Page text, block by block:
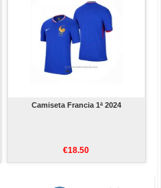
Camiseta Francia 1ª 2024
€18.50